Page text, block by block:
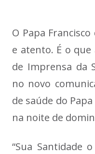
O Papa
e atento. É o
de Imprensa da
no novo
de saúde do
na noite de
“Sua Santidade